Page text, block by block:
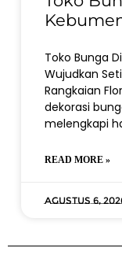
Toko Bunga
Wujudkan
Rangkaian
dekorasi
melengkapi
READ MORE »
Agustus 6,